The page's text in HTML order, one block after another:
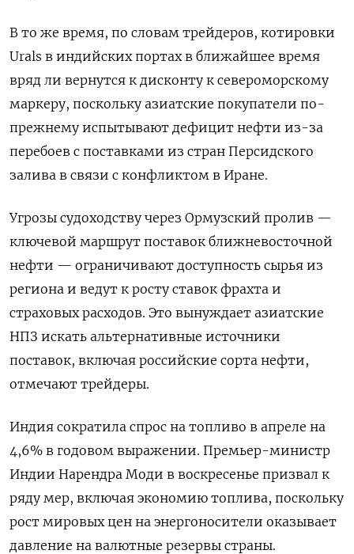
В то же время, по словам трейдеров, котировки
Urals в индийских портах в ближайшее время
вряд ​ли вернутся к ​дисконту к североморскому
‌маркеру, поскольку азиатские покупатели по-
прежнему испытывают дефицит нефти из-за
перебоев с поставками из ​стран Персидского
залива в связи с конфликтом в Иране.
Угрозы судоходству через Ормузский пролив —
ключевой маршрут поставок ближневосточной
нефти — ограничивают доступность сырья из
региона и ведут к росту ставок фрахта и
страховых расходов. Это вынуждает азиатские
НПЗ искать альтернативные источники
поставок, включая российские сорта нефти,
отмечают трейдеры.
Индия сократила спрос на топливо в апреле ​на
4,6% в годовом ⁠выражении. Премьер-министр
Индии Нарендра Моди в воскресенье призвал к
ряду мер, включая экономию топлива, поскольку
рост мировых ‌цен на энергоносители оказывает
давление на валютные резервы страны.